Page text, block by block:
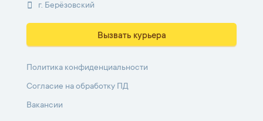
г. Берёзовский
Вызвать курьера
Политика конфиденциальности
Согласие на обработку ПД
Вакансии